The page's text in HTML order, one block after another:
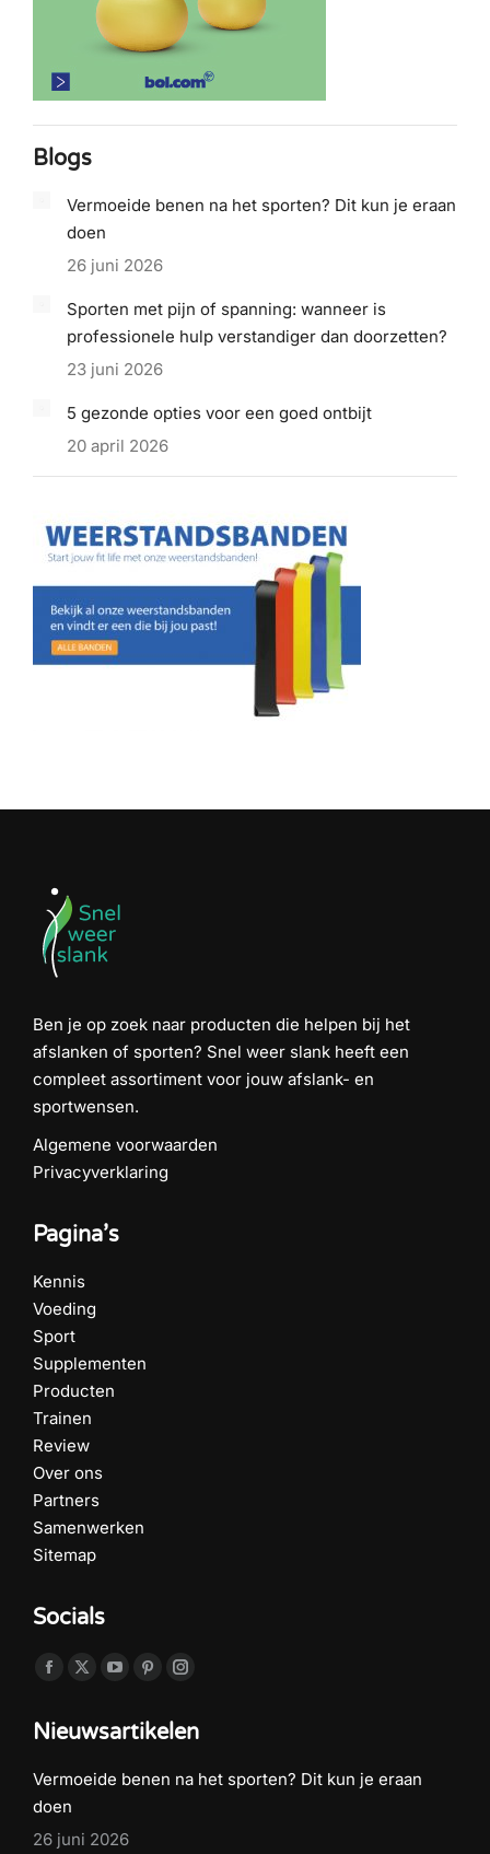
Blogs
Vermoeide benen na het sporten? Dit kun je eraan
doen
26 juni 2026
Sporten met pijn of spanning: wanneer is
professionele hulp verstandiger dan doorzetten?
23 juni 2026
5 gezonde opties voor een goed ontbijt
20 april 2026
Ben je op zoek naar producten die helpen bij het
afslanken of sporten? Snel weer slank heeft een
compleet assortiment voor jouw afslank- en
sportwensen.
Algemene voorwaarden
Privacyverklaring
Pagina’s
Kennis
Voeding
Sport
Supplementen
Producten
Trainen
Review
Over ons
Partners
Samenwerken
Sitemap
Socials
Vind ons op:
Facebook
opens
new
X
opens
new
YouTube
opens
new
Pinterest
opens
new
Instagram
opens
new
Nieuwsartikelen
Vermoeide benen na het sporten? Dit kun je eraan
doen
26 juni 2026